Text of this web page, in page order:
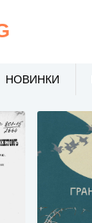
НОВИНКИ